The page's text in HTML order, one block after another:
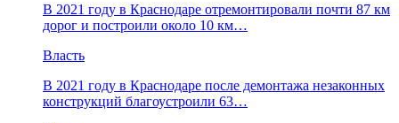
В 2021 году в Краснодаре отремонтировали почти 87 км
дорог и построили около 10 км…
Власть
В 2021 году в Краснодаре после демонтажа незаконных
конструкций благоустроили 63…